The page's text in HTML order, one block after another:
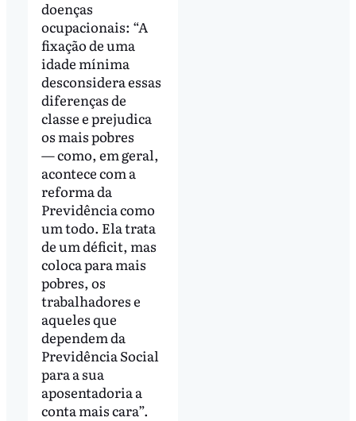
doenças
ocupacionais: “A
fixação de uma
idade mínima
desconsidera essas
diferenças de
classe e prejudica
os mais pobres
— como, em geral,
acontece com a
reforma da
Previdência como
um todo. Ela trata
de um déficit, mas
coloca para mais
pobres, os
trabalhadores e
aqueles que
dependem da
Previdência Social
para a sua
aposentadoria a
conta mais cara”.